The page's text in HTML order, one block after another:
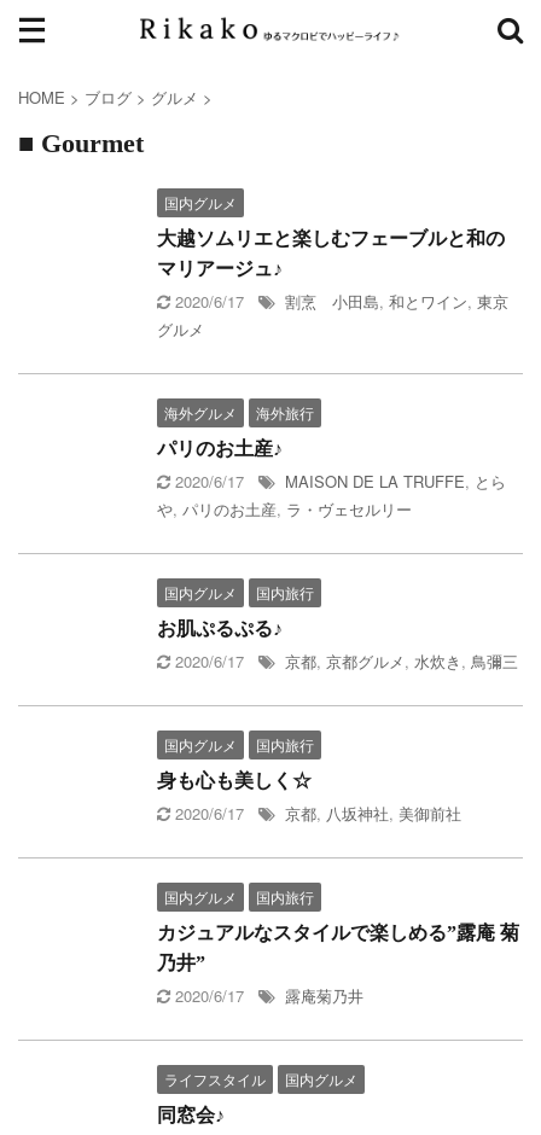
HOME > ブログ > グルメ >
■ Gourmet
国内グルメ
大越ソムリエと楽しむフェーブルと和の
マリアージュ♪
2020/6/17 割烹 小田島, 和とワイン, 東京
グルメ
海外グルメ
海外旅行
パリのお土産♪
2020/6/17 MAISON DE LA TRUFFE, とら
や, パリのお土産, ラ・ヴェセルリー
国内グルメ
国内旅行
お肌ぷるぷる♪
2020/6/17 京都, 京都グルメ, 水炊き , 鳥彌三
国内グルメ
国内旅行
身も心も美しく☆
2020/6/17 京都, 八坂神社, 美御前社
国内グルメ
国内旅行
カジュアルなスタイルで楽しめる”露庵 菊
乃井”
2020/6/17 露庵菊乃井
ライフスタイル
国内グルメ
同窓会♪